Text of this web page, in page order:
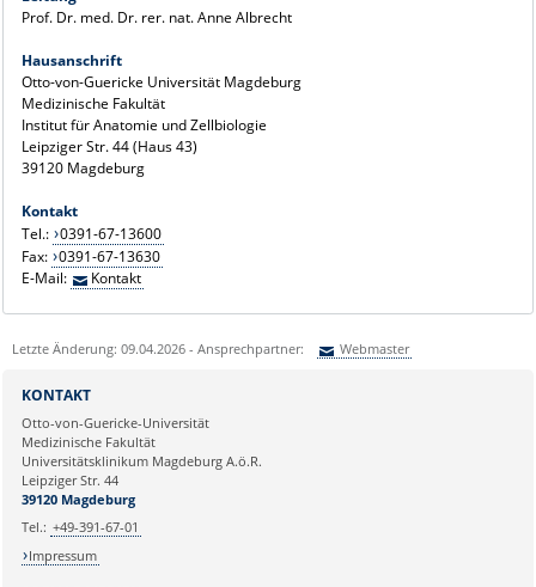
Prof. Dr. med. Dr. rer. nat. Anne Albrecht
Hausanschrift
Otto-von-Guericke Universität Magdeburg
Medizinische Fakultät
Institut für Anatomie und Zellbiologie
Leipziger Str. 44 (Haus 43)
39120 Magdeburg
Kontakt
Tel.: 0391-67-13600
Fax: 0391-67-13630
E-Mail:
Kontakt
Letzte Änderung: 09.04.2026 - Ansprechpartner: Webmaster
Ihre E-Mailadresse:
Ihr Anliegen:
KONTAKT
Otto-von-Guericke-Universität
Medizinische Fakultät
Universitätsklinikum Magdeburg A.ö.R.
Leipziger Str. 44
39120 Magdeburg
Tel.: +49-391-67-01
Impressum